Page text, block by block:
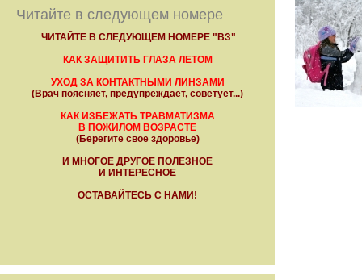
Читайте в следующем номере
ЧИТАЙТЕ В СЛЕДУЮЩЕМ НОМЕРЕ "ВЗ"
КАК ЗАЩИТИТЬ ГЛАЗА ЛЕТОМ
УХОД ЗА КОНТАКТНЫМИ ЛИНЗАМИ
(Врач поясняет, предупреждает, советует...)
КАК ИЗБЕЖАТЬ ТРАВМАТИЗМА
В ПОЖИЛОМ ВОЗРАСТЕ
(Берегите свое здоровье)
И МНОГОЕ ДРУГОЕ ПОЛЕЗНОЕ
И ИНТЕРЕСНОЕ
ОСТАВАЙТЕСЬ С НАМИ!